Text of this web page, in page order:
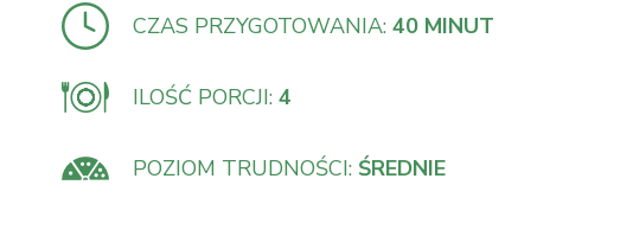
CZAS PRZYGOTOWANIA: 40 MINUT
ILOŚĆ PORCJI: 4
POZIOM TRUDNOŚCI: ŚREDNIE